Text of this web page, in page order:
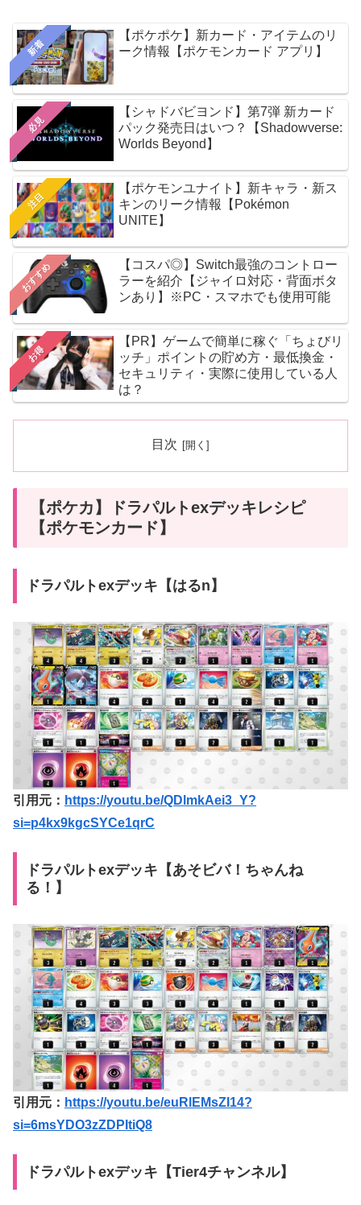
新着
【ポケポケ】新カード・アイテムのリ
ーク情報【ポケモンカード アプリ】
必見
【シャドバビヨンド】第7弾 新カード
パック発売日はいつ？【Shadowverse:
Worlds Beyond】
注目
【ポケモンユナイト】新キャラ・新ス
キンのリーク情報【Pokémon
UNITE】
おすすめ
【コスパ◎】Switch最強のコントロー
ラーを紹介【ジャイロ対応・背面ボタ
ンあり】※PC・スマホでも使用可能
お得
【PR】ゲームで簡単に稼ぐ「ちょびリ
ッチ」ポイントの貯め方・最低換金・
セキュリティ・実際に使用している人
は？
目次
【ポケカ】ドラパルトexデッキレシピ
【ポケモンカード】
ドラパルトexデッキ【はるn】
引用元： https://youtu.be/QDlmkAei3_Y?
si=p4kx9kgcSYCe1qrC
ドラパルトexデッキ【あそビバ！ちゃんね
る！】
引用元： https://youtu.be/euRlEMsZI14?
si=6msYDO3zZDPItiQ8
ドラパルトexデッキ【Tier4チャンネル】